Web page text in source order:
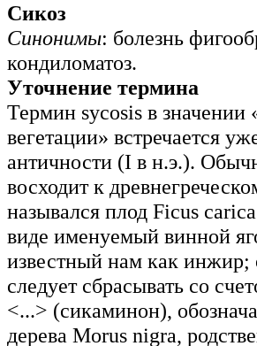
Сикоз
Синонимы: болезнь
кондиломатоз.
Уточнение термина
Термин sycosis в значении
вегетации» встречается
античности (I в н.э.).
восходит к
назывался плод Ficus
виде именуемый винной
известный нам как инжир;
следует сбрасывать со
<...> (сикаминон),
дерева Morus nigra,